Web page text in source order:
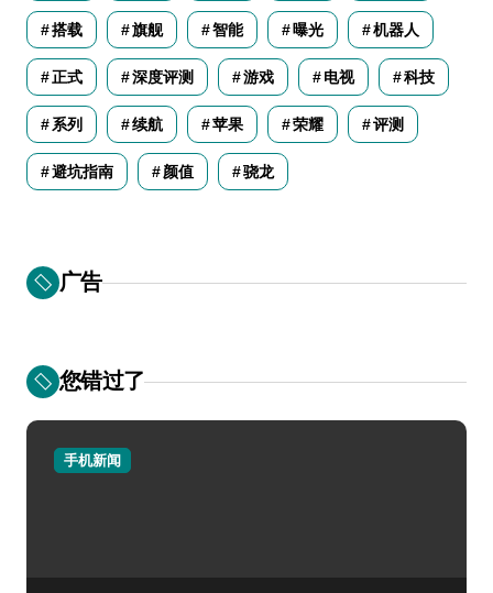
搭载 旗舰 智能 曝光 机器人
正式 深度评测 游戏 电视 科技
系列 续航 苹果 荣耀 评测
避坑指南 颜值 骁龙
广告
您错过了
手机新闻